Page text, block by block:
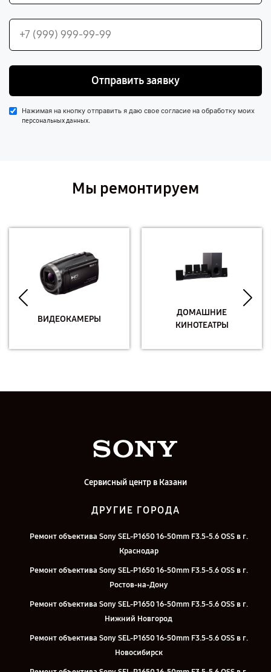
Отправить заявку
Нажимая на кнопку отправить я даю свое согласие на обработку моих
персональных данных.
Мы ремонтируем
ВИДЕОКАМЕРЫ
ДОМАШНИЕ
КИНОТЕАТРЫ
Сервисный центр в Казани
ДРУГИЕ ГОРОДА
Ремонт объектива Sony SEL-P1650 16-50mm F3.5-5.6 OSS в г.
Краснодар
Ремонт объектива Sony SEL-P1650 16-50mm F3.5-5.6 OSS в г.
Ростов-на-Дону
Ремонт объектива Sony SEL-P1650 16-50mm F3.5-5.6 OSS в г.
Нижний Новгород
Ремонт объектива Sony SEL-P1650 16-50mm F3.5-5.6 OSS в г.
Новосибирск